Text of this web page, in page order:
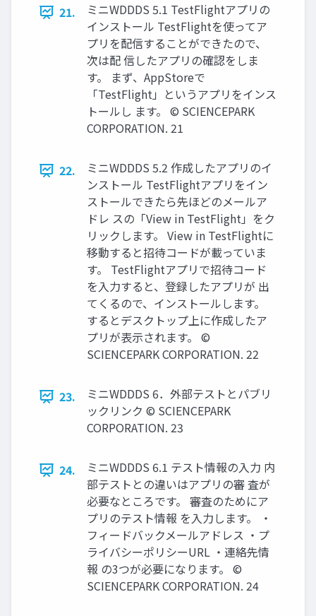
21.
ミニWDDDS 5.1 TestFlightアプリの
インストール TestFlightを使ってア
プリを配信することができたので、
次は配 信したアプリの確認をしま
す。 まず、AppStoreで
「TestFlight」というアプリをインス
トールし ます。 © SCIENCEPARK
CORPORATION. 21
22.
ミニWDDDS 5.2 作成したアプリのイ
ンストール TestFlightアプリをイン
ストールできたら先ほどのメールア
ドレ スの「View in TestFlight」をク
リックします。 View in TestFlightに
移動すると招待コードが載っていま
す。 TestFlightアプリで招待コード
を入力すると、登録したアプリが 出
てくるので、インストールします。
するとデスクトップ上に作成したア
プリが表示されます。 ©
SCIENCEPARK CORPORATION. 22
23.
ミニWDDDS 6．外部テストとパブリ
ックリンク © SCIENCEPARK
CORPORATION. 23
24.
ミニWDDDS 6.1 テスト情報の入力 内
部テストとの違いはアプリの審 査が
必要なところです。 審査のためにア
プリのテスト情報 を入力します。 ・
フィードバックメールアドレス ・プ
ライバシーポリシーURL ・連絡先情
報 の3つが必要になります。 ©
SCIENCEPARK CORPORATION. 24